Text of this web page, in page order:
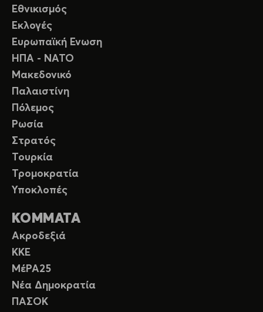
Εθνικισμός
Εκλογές
Ευρωπαϊκή Ενωση
ΗΠΑ - ΝΑΤΟ
Μακεδονικό
Παλαιστίνη
Πόλεμος
Ρωσία
Στρατός
Τουρκία
Τρομοκρατία
Υποκλοπές
ΚΟΜΜΑΤΑ
Ακροδεξιά
ΚΚΕ
ΜέΡΑ25
Νέα Δημοκρατία
ΠΑΣΟΚ